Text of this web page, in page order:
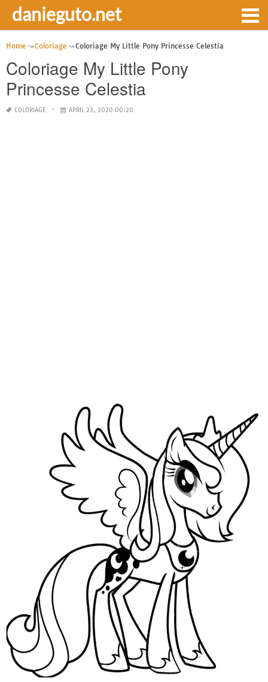
danieguto.net
Home Coloriage Coloriage My Little Pony Princesse Celestia
Coloriage My Little Pony
Princesse Celestia
COLORIAGE APRIL 23, 2020 00:20